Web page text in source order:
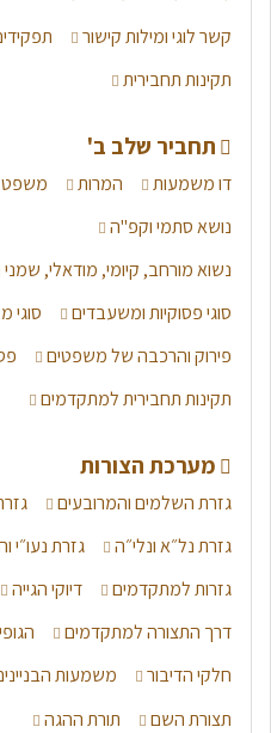
קשר לוגי ומילות קישור
תקינות תחבירית
תחביר שלב ב'
דו משמעות המרות
משפט
נושא סתמי וקפ"ה
נשוא מורחב, קיומי, מודאלי, שמני
סוגי פסוקיות ומשעבדים
פירוק והרכבה של משפטים
תקינות תחבירית למתקדמים
מערכת הצורות
גזרת השלמים והמרובעים
גזרת נל״א ונלי״ה
גזרת נעו״י
גזרות למתקדמים
דיוקי הגייה
דרך התצורה למתקדמים
חלקי הדיבור
משמעות
תצורת השם
תורת ההגה